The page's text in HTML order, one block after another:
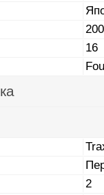
16
2